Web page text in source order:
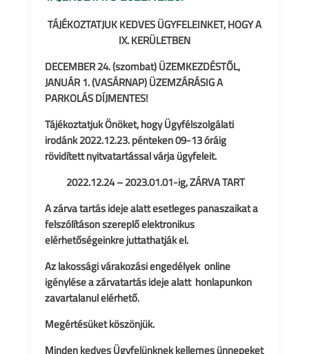
TÁJÉKOZTATJUK KEDVES ÜGYFELEINKET, HOGY A
IX. KERÜLETBEN
DECEMBER 24. (szombat) ÜZEMKEZDÉSTŐL,
JANUÁR 1. (VASÁRNAP) ÜZEMZÁRÁSIG A
PARKOLÁS DÍJMENTES!
Tájékoztatjuk Önöket, hogy Ügyfélszolgálati
irodánk2022.12.23. pénteken 09-13 óráig
rövidített nyitvatartással várja ügyfeleit.
2022.12.24 – 2023.01.01-ig, ZÁRVA TART
A zárva tartás ideje alatt esetleges panaszaikat a
felszólításon szereplő elektronikus
elérhetőségeinkre juttathatják el.
Az lakossági várakozási engedélyek online
igénylése a zárvatartás ideje alatt honlapunkon
zavartalanul elérhető.
Megértésüket köszönjük.
Minden kedves Ügyfelünknek kellemes ünnepeket